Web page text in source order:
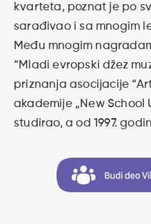
kvarteta, poznat je po
sarađivao i sa mnogim
Među mnogim
“Mladi evropski džez
priznanja asocijacije
akademije „New School
studirao, a od 1997.